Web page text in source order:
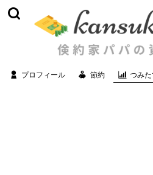
プロフィール 節約 つみ